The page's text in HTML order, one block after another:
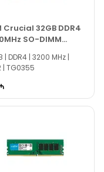
təcrübəsi
Crucial 32GB DDR4
SO-DIMM
| DDR4 | 3200 MHz |
| TG0355